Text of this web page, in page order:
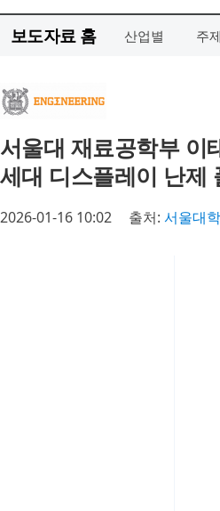
보도자료 홈 산업별 주
서울대 재료공학부 이
세대 디스플레이 난제
2026-01-16 10:02 출처: 서울대